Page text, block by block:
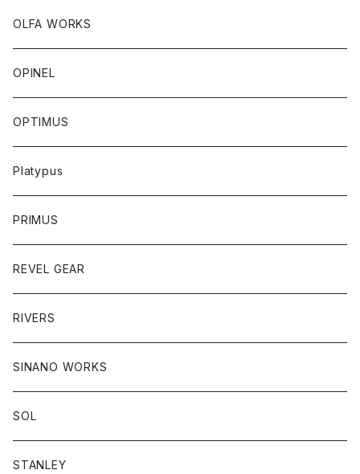
OLFA WORKS
OPINEL
OPTIMUS
Platypus
PRIMUS
REVEL GEAR
RIVERS
SINANO WORKS
SOL
STANLEY